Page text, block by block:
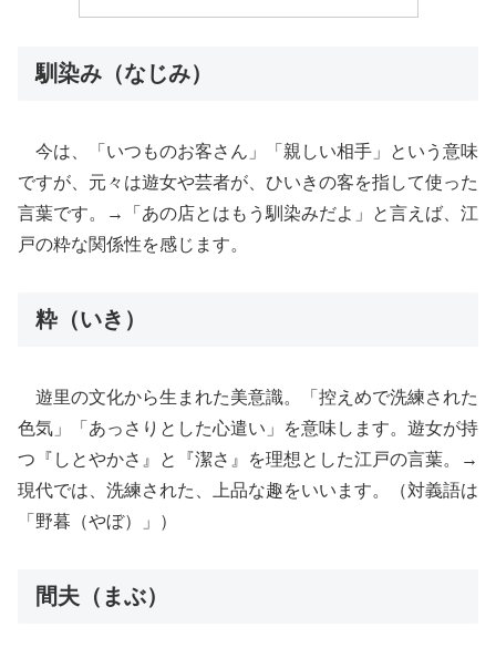
馴染み（なじみ）
今は、「いつものお客さん」「親しい相手」という意味
ですが、元々は遊女や芸者が、ひいきの客を指して使った
言葉です。→「あの店とはもう馴染みだよ」と言えば、江
戸の粋な関係性を感じます。
粋（いき）
遊里の文化から生まれた美意識。「控えめで洗練された
色気」「あっさりとした心遣い」を意味します。遊女が持
つ『しとやかさ』と『潔さ』を理想とした江戸の言葉。→
現代では、洗練された、上品な趣をいいます。（対義語は
「野暮（やぼ）」）
間夫（まぶ）